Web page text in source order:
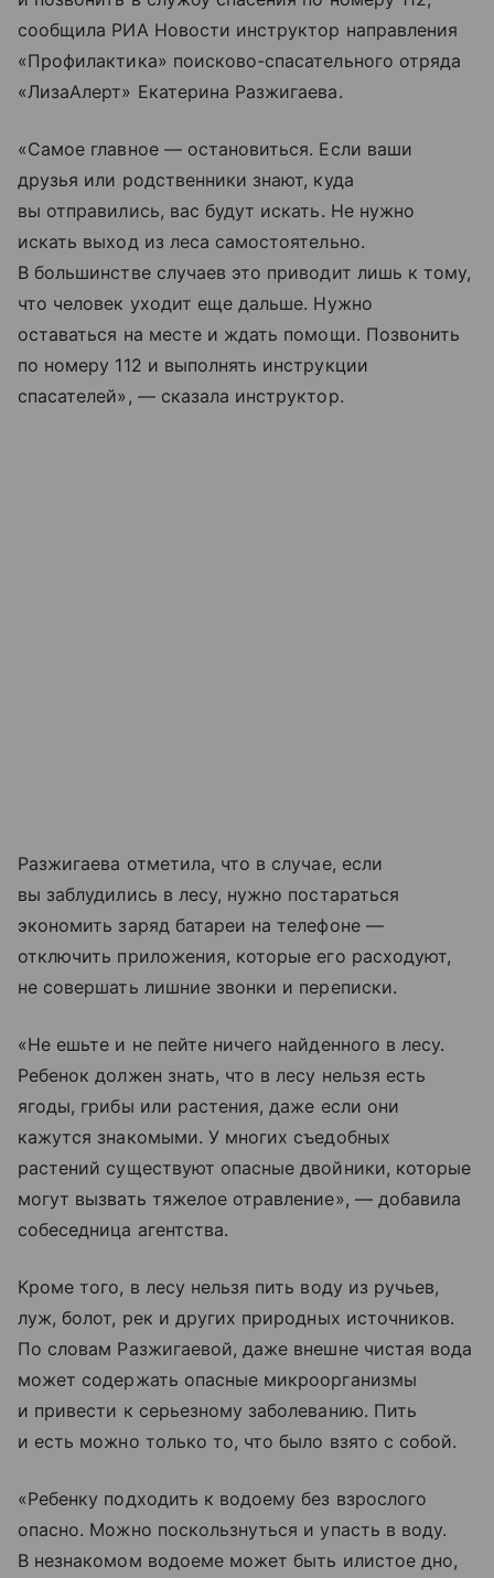
сообщила РИА Новости инструктор направления
«Профилактика» поисково-спасательного отряда
«ЛизаАлерт» Екатерина Разжигаева.
«Самое главное — остановиться. Если ваши
друзья или родственники знают, куда
вы отправились, вас будут искать. Не нужно
искать выход из леса самостоятельно.
В большинстве случаев это приводит лишь к тому,
что человек уходит еще дальше. Нужно
оставаться на месте и ждать помощи. Позвонить
по номеру 112 и выполнять инструкции
спасателей», — сказала инструктор.
Разжигаева отметила, что в случае, если
вы заблудились в лесу, нужно постараться
экономить заряд батареи на телефоне —
отключить приложения, которые его расходуют,
не совершать лишние звонки и переписки.
«Не ешьте и не пейте ничего найденного в лесу.
Ребенок должен знать, что в лесу нельзя есть
ягоды, грибы или растения, даже если они
кажутся знакомыми. У многих съедобных
растений существуют опасные двойники, которые
могут вызвать тяжелое отравление», — добавила
собеседница агентства.
Кроме того, в лесу нельзя пить воду из ручьев,
луж, болот, рек и других природных источников.
По словам Разжигаевой, даже внешне чистая вода
может содержать опасные микроорганизмы
и привести к серьезному заболеванию. Пить
и есть можно только то, что было взято с собой.
«Ребенку подходить к водоему без взрослого
опасно. Можно поскользнуться и упасть в воду.
В незнакомом водоеме может быть илистое дно,